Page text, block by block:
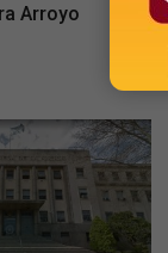
Arroyo